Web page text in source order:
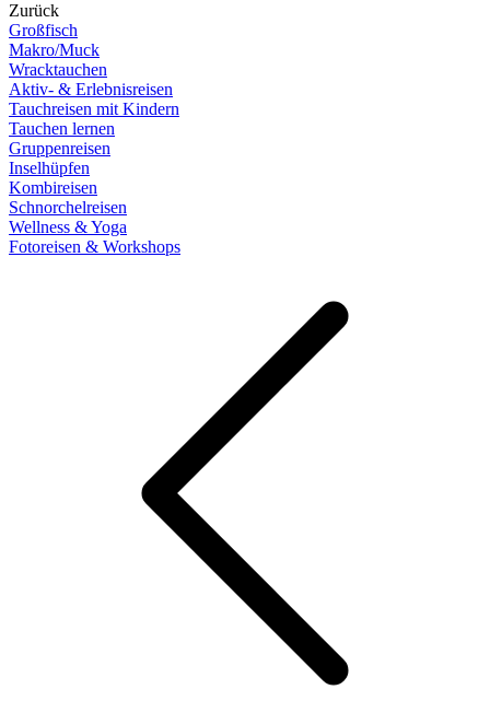
Zurück
Großfisch
Makro/Muck
Wracktauchen
Aktiv- & Erlebnisreisen
Tauchreisen mit Kindern
Tauchen lernen
Gruppenreisen
Inselhüpfen
Kombireisen
Schnorchelreisen
Wellness & Yoga
Fotoreisen & Workshops